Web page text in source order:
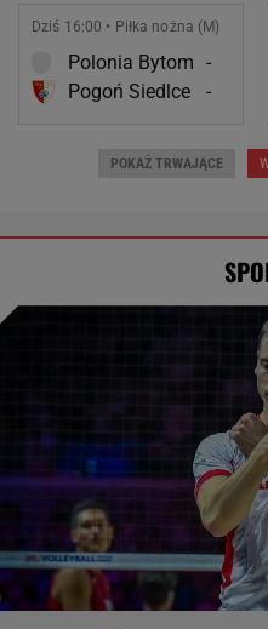
Dziś 16:00 • Piłka nożna (M)
Polonia Bytom -
Pogoń Siedlce
-
POKAŻ TRWAJĄCE